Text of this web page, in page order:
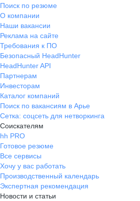
Поиск по резюме
О компании
Наши вакансии
Реклама на сайте
Требования к ПО
Безопасный HeadHunter
HeadHunter API
Партнерам
Инвесторам
Каталог компаний
Поиск по вакансиям в Арье
Сетка: соцсеть для нетворкинга
Соискателям
hh PRO
Готовое резюме
Все сервисы
Хочу у вас работать
Производственный календарь
Экспертная рекомендация
Новости и статьи